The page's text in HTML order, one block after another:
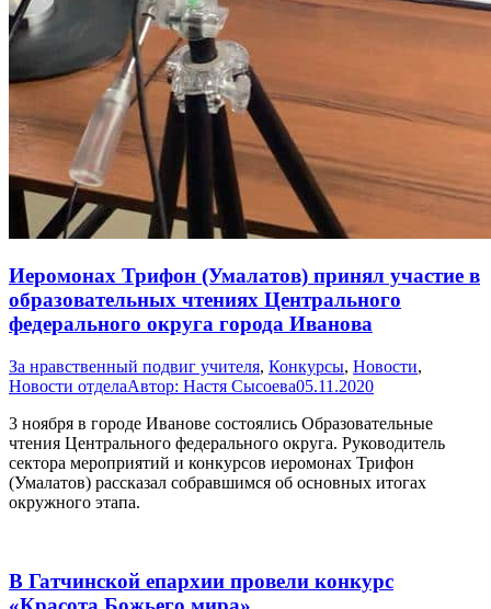
Иеромонах Трифон (Умалатов) принял участие в
образовательных чтениях Центрального
федерального округа города Иванова
За нравственный подвиг учителя, Конкурсы, Новости,
Новости отделаАвтор: Настя Сысоева05.11.2020
3 ноября в городе Иванове состоялись Образовательные
чтения Центрального федерального округа. Руководитель
сектора мероприятий и конкурсов иеромонах Трифон
(Умалатов) рассказал собравшимся об основных итогах
окружного этапа.
В Гатчинской епархии провели конкурс